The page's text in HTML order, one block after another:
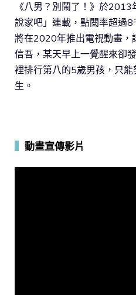
《八男？別鬧了！》於
說家吧」連載，點閱率超過
將在2020年推出電視動畫，
信吾，某天早上一覺醒來卻
裡排行第八的5歲男孩，只
生。
動畫宣傳影片